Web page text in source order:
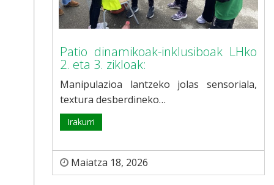
Patio dinamikoak-inklusiboak LHko
2. eta 3. zikloak:
Manipulazioa lantzeko jolas sensoriala,
textura desberdineko…
Irakurri
Maiatza 18, 2026